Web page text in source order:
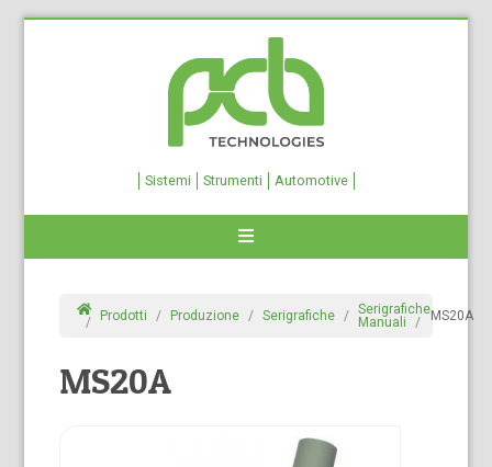
Sistemi Strumenti Automotive
Prodotti Produzione Serigrafiche
Serigrafiche
Manuali
MS20A
MS20A